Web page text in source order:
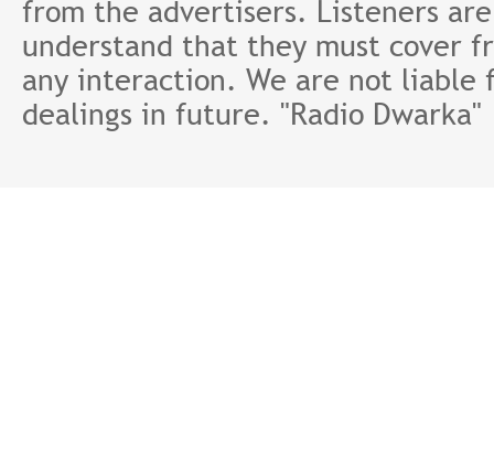
from the advertisers. Listeners
understand that they must cover
any interaction. We are not
dealings in future. "Radio Dwarka"